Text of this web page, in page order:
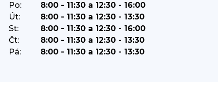
Po:
8:00 - 11:30 a 12:30 - 16:00
Út:
8:00 - 11:30 a 12:30 - 13:30
St:
8:00 - 11:30 a 12:30 - 16:00
Čt:
8:00 - 11:30 a 12:30 - 13:30
Pá:
8:00 - 11:30 a 12:30 - 13:30